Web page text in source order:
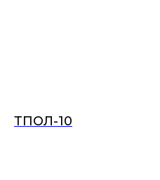
ТПОЛ-10